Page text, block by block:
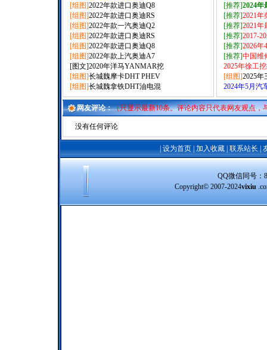
[组图]2022年款进口奥迪Q8
[组图]2022年款进口奥迪RS
[组图]2022年款一汽奥迪Q2
[组图]2022年款进口奥迪RS
[组图]2022年款进口奥迪Q8
[组图]2022年款上汽奥迪A7
[图文]2020年洋马YANMAR挖
[组图]长城魏摩卡DHT PHEV
[组图]长城魏拿铁DHT油电混
[推荐]2024年
[推荐]2021年
[推荐]2021年
[推荐]2017-
[推荐]2026年
[推荐]中国维
2025年徐工
[组图]2025年
2024年5月汽
网友评论：（只显示最新10条。评论内容只代表网友观点，
没有任何评论
设为首页| 加入收藏| 联系站长
QQ微信同号：
Copyright© 2007-2024vixiu